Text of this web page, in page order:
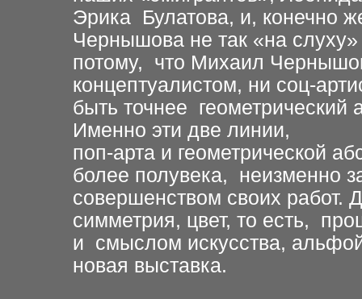
Эрика Булатова, и, конечно
Чернышова не так «на
потому, что Михаил
концептуалистом, ни соц-
быть точнее геометрический
Именно эти две линии,
поп-арта и геометрической
более полувека, неизменно
совершенством своих работ.
симметрия, цвет, то есть,
и смыслом искусства,
новая выставка.